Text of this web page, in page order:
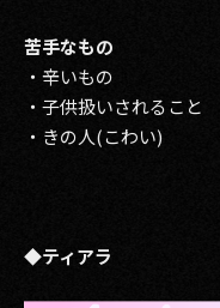
苦手なもの
・辛いもの
・子供扱いされること
・きの人(こわい)
◆ティアラ